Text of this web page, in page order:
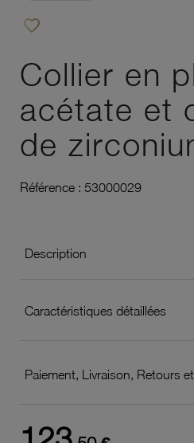
favorite_border
Collier en
acétate et
de
Référence : 53000029
Description
Caractéristiques détaillées
Paiement, Livraison, Retours